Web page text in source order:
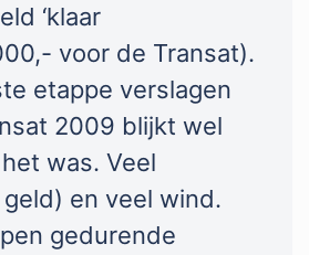
‘klaar
voor de Transat).
etappe verslagen
2009 blijkt wel
was. Veel
en veel wind.
gedurende